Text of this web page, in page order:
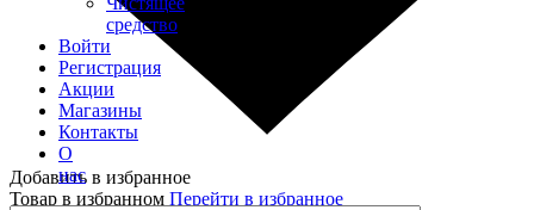
средство
Войти
Регистрация
Акции
Магазины
Контакты
О
нас
Добавить в избранное
Товар в избранном Перейти в избранное